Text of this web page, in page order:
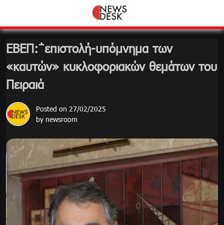
content
ΕΒΕΠ:΅επιστολή-υπόμνημα των
«καυτών» κυκλοφοριακών θεμάτων του
Πειραιά
Posted on 27/02/2025
by newsroom